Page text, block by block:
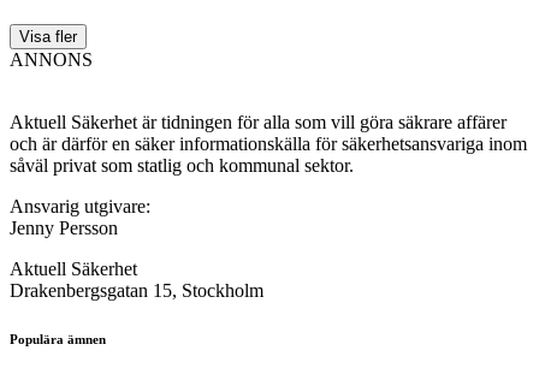
Visa fler
ANNONS
Aktuell Säkerhet är tidningen för alla som vill göra säkrare affärer
och är därför en säker informationskälla för säkerhets­ansvariga inom
såväl privat som statlig och kommunal sektor.
Ansvarig utgivare:
Jenny Persson
Aktuell Säkerhet
Drakenbergsgatan 15, Stockholm
Populära ämnen